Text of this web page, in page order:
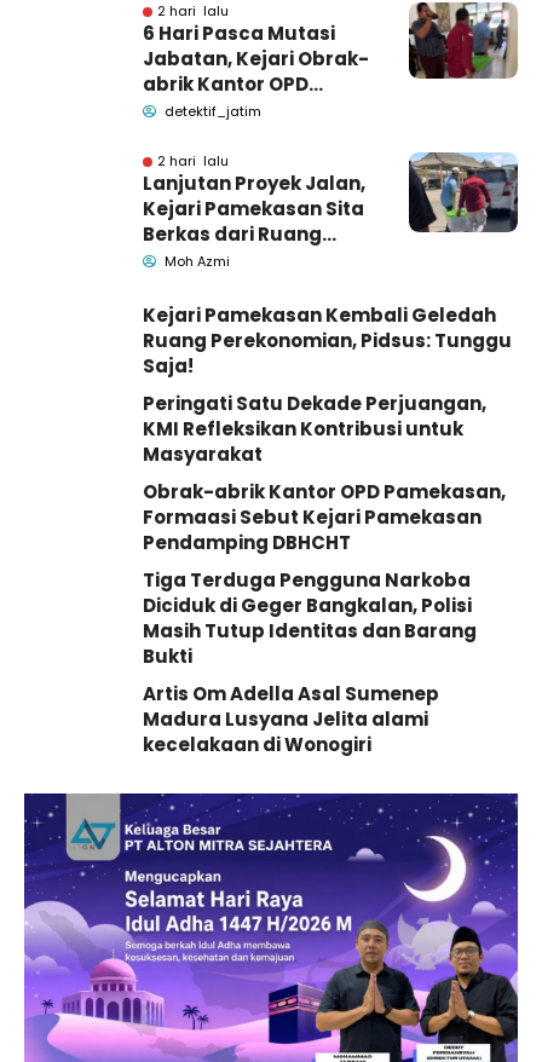
2 hari lalu
6 Hari Pasca Mutasi
Jabatan, Kejari Obrak-
abrik Kantor OPD
Pemkab Pamekasan
detektif_jatim
2 hari lalu
Lanjutan Proyek Jalan,
Kejari Pamekasan Sita
Berkas dari Ruang
Pemkab Pamekasan
Moh Azmi
Kejari Pamekasan Kembali Geledah
Ruang Perekonomian, Pidsus: Tunggu
Saja!
Peringati Satu Dekade Perjuangan,
KMI Refleksikan Kontribusi untuk
Masyarakat
Obrak-abrik Kantor OPD Pamekasan,
Formaasi Sebut Kejari Pamekasan
Pendamping DBHCHT
Tiga Terduga Pengguna Narkoba
Diciduk di Geger Bangkalan, Polisi
Masih Tutup Identitas dan Barang
Bukti
Artis Om Adella Asal Sumenep
Madura Lusyana Jelita alami
kecelakaan di Wonogiri